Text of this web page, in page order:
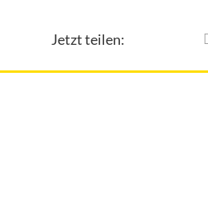
Jetzt teilen: